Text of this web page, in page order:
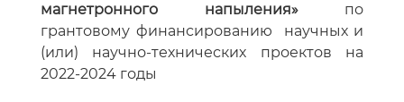
магнетронного напыления»по
грантовому финансированию научных и
(или) научно-технических проектов на
2022-2024 годы